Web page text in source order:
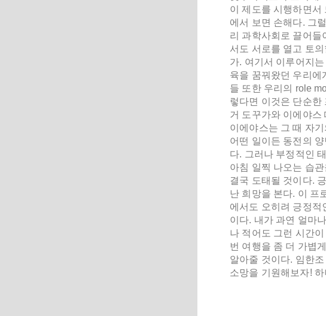
이 제도를 시행하면서
에서 보면 손해다. 그
리 과학사회로 끌어들
서도 서로를 열고 토
가. 여기서 이루어지
육을 꿈꿔왔던 우리에
들 또한 우리의 role
렇다면 이것은 단순
거 도꾸가와 이에야스
이에야스는 그 때 자
어떤 일이든 동전의
다. 그러나 부정적인
아침 일찍 나오는 습
결국 도태될 것이다.
난 희망을 본다. 이 프
에서도 오히려 긍정적
이다. 내가 과연 얼마
나 적어도 그런 시간
번 여행을 좀 더 가볍
알아줄 것이다. 임한
소망을 기원해보자!